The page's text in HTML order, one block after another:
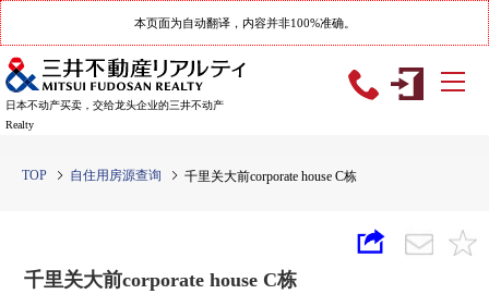
本页面为自动翻译，内容并非100%准确。
日本不动产买卖，交给龙头企业的三井不动产
Realty
TOP 自住用房源查询 千里关大前corporate house C栋
千里关大前corporate house C栋